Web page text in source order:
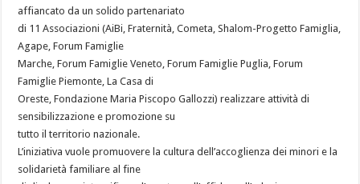
affiancato da un solido partenariato
di 11 Associazioni (AiBi, Fraternità, Cometa, Shalom-Progetto Famiglia,
Agape, Forum Famiglie
Marche, Forum Famiglie Veneto, Forum Famiglie Puglia, Forum
Famiglie Piemonte, La Casa di
Oreste, Fondazione Maria Piscopo Gallozzi) realizzare attività di
sensibilizzazione e promozione su
tutto il territorio nazionale.
L’iniziativa vuole promuovere la cultura dell’accoglienza dei minori e la
solidarietà familiare al fine